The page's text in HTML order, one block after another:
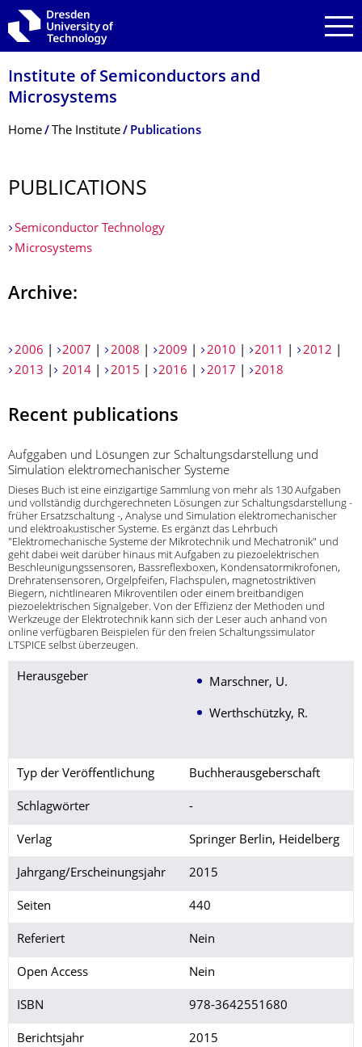
Skip to main navigation
Skip to search
Skip to content
Institute of Semiconductors and
Microsystems
Breadcrumb Menu
Home The Institute Publications
PUBLICATIONS
Semiconductor Technology
Microsystems
Archive:
2006 2007 2008 2009 2010 2011 2012
2013
2014 2015 2016 2017 2018
Recent publications
Aufggaben und Lösungen zur Schaltungsdarstellung und
Simulation elektromechanischer Systeme
Dieses Buch ist eine einzigartige Sammlung von mehr als 130 Aufgaben
und vollständig durchgerechneten Lösungen zur Schaltungsdarstellung -
früher Ersatzschaltung -, Analyse und Simulation elektromechanischer
und elektroakustischer Systeme. Es ergänzt das Lehrbuch
"Elektromechanische Systeme der Mikrotechnik und Mechatronik" und
geht dabei weit darüber hinaus mit Aufgaben zu piezoelektrischen
Beschleunigungssensoren, Bassreflexboxen, Kondensatormikrofonen,
Drehratensensoren, Orgelpfeifen, Flachspulen, magnetostriktiven
Biegern, nichtlinearen Mikroventilen oder einem breitbandigen
piezoelektrischen Signalgeber. Von der Effizienz der Methoden und
Werkzeuge der Elektrotechnik kann sich der Leser auch anhand von
online verfügbaren Beispielen für den freien Schaltungssimulator
LTSPICE selbst überzeugen.
Herausgeber Marschner, U.
Werthschützky, R.
Typ der Veröffentlichung Buchherausgeberschaft
Schlagwörter -
Verlag Springer Berlin, Heidelberg
Jahrgang/Erscheinungsjahr 2015
Seiten 440
Referiert Nein
Open Access Nein
ISBN 978-3642551680
Berichtsjahr 2015